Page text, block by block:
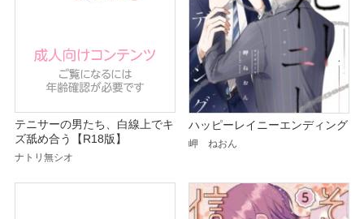
テニサーの男たち、白線上でキ
ズ舐め合う【R18版】
ナトリ無シオ
ハッピーレイニーエンディング
岬 ねおん